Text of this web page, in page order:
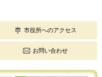
市役所へのアクセス
お問い合わせ